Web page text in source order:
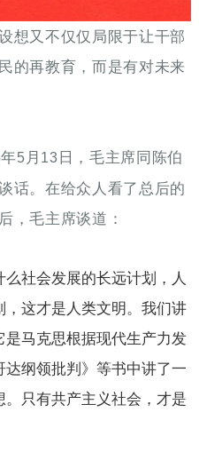
想又不仅仅局限于让干部
的再教育，而是有对未来
年5 月 13 日，毛主席同陈伯
话。在给众人看了总后的
，毛主席谈道：
社会发展的长远计划，人
这才是人类文明。我们讲
马克思根据现代生产力发
纲领批判》等书中讲了一
只有共产主义社会，才是